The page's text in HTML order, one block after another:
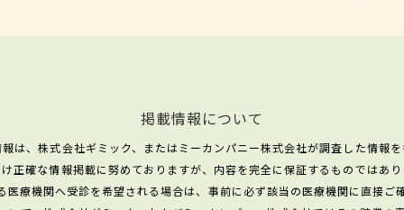
掲載情報について
は、株式会社ギミック、またはミーカンパニー株式会社が調査した情報
正確な情報掲載に努めておりますが、内容を完全に保証するものではあ
医療機関へ受診を希望される場合は、事前に必ず該当の医療機関に直接ご